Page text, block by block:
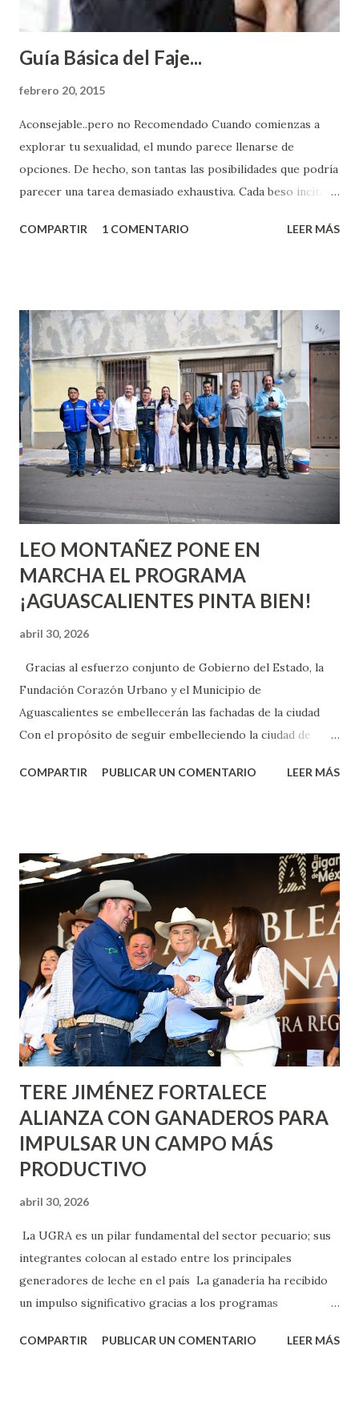
Guía Básica del Faje...
febrero 20, 2015
Aconsejable..pero no Recomendado Cuando comienzas a
explorar tu sexualidad, el mundo parece llenarse de
opciones. De hecho, son tantas las posibilidades que podría
parecer una tarea demasiado exhaustiva. Cada beso incita
partes de ti que jamás hubieras imaginado. El problema es
conoces ni la mitad de lo que deberías saber. Pero incluso
quienes ya han tenido relaciones sexuales no son expertos
o expertas en el tema. Siempre hay algo nuevo que
aprender y nuevas experiencias que conocer. Si eres una
chica y aún no has tenido relaciones sexuales, tal vez
pienses que el sexo será increíble y no puedas esperar para
experimentarlo, pero como cualquier persona con
experiencia te dirá, siempre es mejor cuando ambas partes
son suficientemen...
COMPARTIR 1 COMENTARIO LEER MÁS
LEO MONTAÑEZ PONE EN
MARCHA EL PROGRAMA
¡AGUASCALIENTES PINTA BIEN!
abril 30, 2026
Gracias al esfuerzo conjunto de Gobierno del Estado, la
Fundación Corazón Urbano y el Municipio de
Aguascalientes se embellecerán las fachadas de la ciudad
Con el propósito de seguir embelleciendo la ciudad de
municipal, Leo Montañez dio inicio al programa
Corazón Urbano y el Municipio capital. Leo Montañez
informó que en este programa se usarán cerca de 90 mil
metros cuadrados de pintura, para dar inicio en la calle
Nieto, entre Jesús F. Elizondo y la calle 22 de Octubre, con
lo que se aplicará pintura en 66 casas. Posteriormente se
llevará este programa a Villas de Nuestra Señora de la
Asunción, Avenida Alameda y Decreto 27 de Septiembre, en
los edificios FOVISSSTE Ojo de Agua, en la comunidad
Norias de Paso Hondo y en los edificios de...
COMPARTIR PUBLICAR UN COMENTARIO LEER MÁS
TERE JIMÉNEZ FORTALECE
ALIANZA CON GANADEROS PARA
IMPULSAR UN CAMPO MÁS
PRODUCTIVO
abril 30, 2026
La UGRA es un pilar fundamental del sector pecuario; sus
integrantes colocan al estado entre los principales
generadores de leche en el país La ganadería ha recibido
un impulso significativo gracias a los programas
muestra de su respaldo firme y decidido al campo, la
COMPARTIR PUBLICAR UN COMENTARIO LEER MÁS